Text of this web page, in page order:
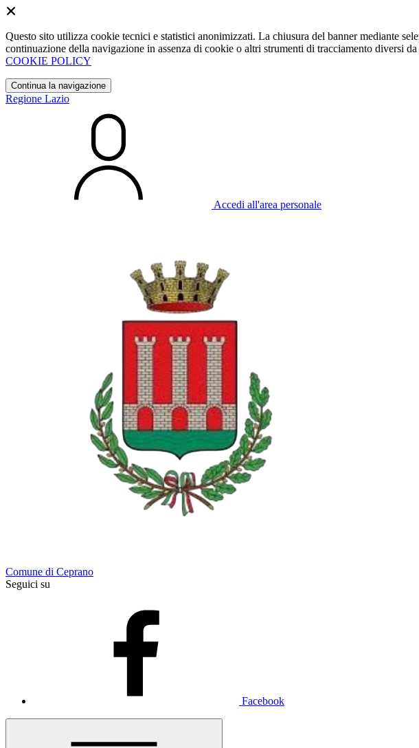
Questo sito utilizza cookie tecnici e statistici anonimizzati. La chiusura del banner mediante
continuazione della navigazione in assenza di cookie o altri strumenti di tracciamento diversi
COOKIE POLICY
Continua la navigazione
Regione Lazio
Accedi all'area personale
Comune di Ceprano
Seguici su
Facebook